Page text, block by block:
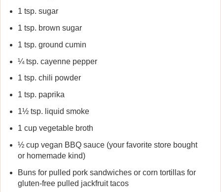
1 tsp. sugar
1 tsp. brown sugar
1 tsp. ground cumin
¼ tsp. cayenne pepper
1 tsp. chili powder
1 tsp. paprika
1½ tsp. liquid smoke
1 cup vegetable broth
½ cup vegan BBQ sauce (your favorite store bought
or homemade kind)
Buns for pulled pork sandwiches or corn tortillas for
gluten-free pulled jackfruit tacos